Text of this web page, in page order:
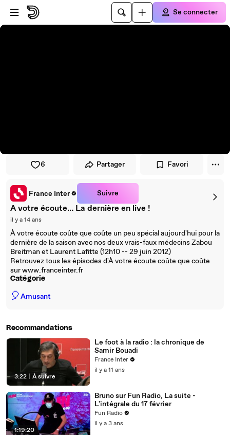
Passer au player
Passer au contenu principal
Se connecter
6 Partager Favori
France Inter Suivre
A votre écoute… La dernière en live !
il y a 14 ans
À votre écoute coûte que coûte un peu spécial aujourd'hui pour la
dernière de la saison avec nos deux vrais-faux médecins Zabou
Breitman et Laurent Lafitte (12h10 -- 29 juin 2012)
Retrouvez tous les épisodes d'À votre écoute coûte que coûte
sur www.franceinter.fr
Catégorie
🎈Amusant
Recommandations
3:22 À suivre
Le foot à la radio : la chronique de
Samir Bouadi
France Inter
il y a 11 ans
1:19:20
Bruno sur Fun Radio, La suite -
L'intégrale du 17 février
Fun Radio
il y a 3 ans